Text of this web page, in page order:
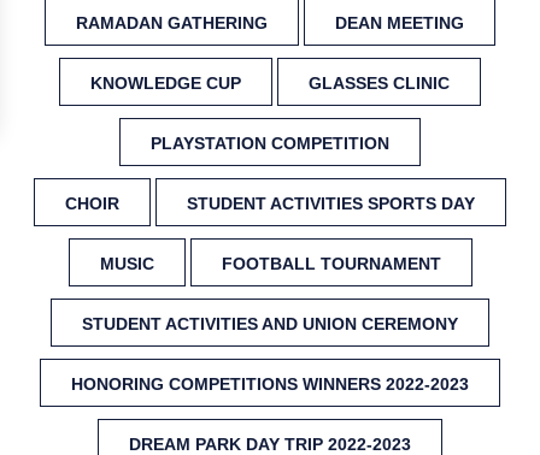
DEAN MEETING
RAMADAN GATHERING
GLASSES CLINIC
KNOWLEDGE CUP
PLAYSTATION COMPETITION
STUDENT ACTIVITIES SPORTS DAY
CHOIR
FOOTBALL TOURNAMENT
MUSIC
STUDENT ACTIVITIES AND UNION CEREMONY
HONORING COMPETITIONS WINNERS 2022-2023
DREAM PARK DAY TRIP 2022-2023